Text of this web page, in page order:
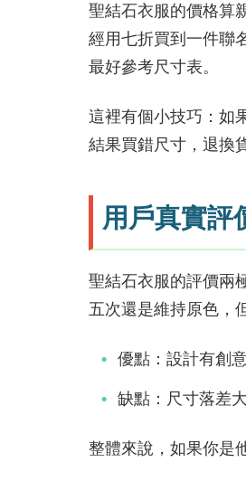
聖結石衣服的價格算
經用七折買到一件聯
最好參考尺寸表。
這裡有個小技巧：如
結果買錯尺寸，退換
用戶真實評
聖結石衣服的評價兩
五次還是維持原色，
優點：設計有創
缺點：尺寸落差
整體來說，如果你是